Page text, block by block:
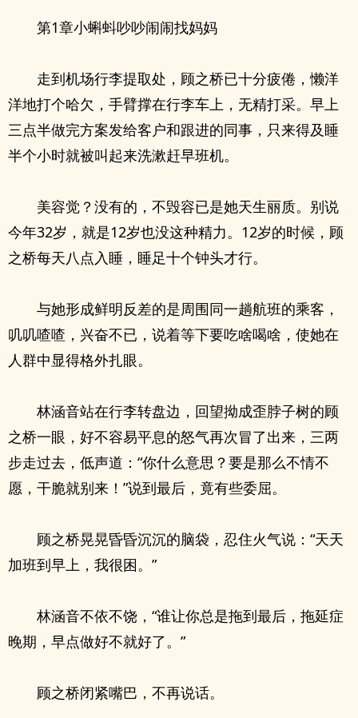
第1章小蝌蚪吵吵闹闹找妈妈
走到机场行李提取处，顾之桥已十分疲倦，懒洋
洋地打个哈欠，手臂撑在行李车上，无精打采。早上
三点半做完方案发给客户和跟进的同事，只来得及睡
半个小时就被叫起来洗漱赶早班机。
美容觉？没有的，不毁容已是她天生丽质。别说
今年32岁，就是12岁也没这种精力。12岁的时候，顾
之桥每天八点入睡，睡足十个钟头才行。
与她形成鲜明反差的是周围同一趟航班的乘客，
叽叽喳喳，兴奋不已，说着等下要吃啥喝啥，使她在
人群中显得格外扎眼。
林涵音站在行李转盘边，回望拗成歪脖子树的顾
之桥一眼，好不容易平息的怒气再次冒了出来，三两
步走过去，低声道：“你什么意思？要是那么不情不
愿，干脆就别来！”说到最后，竟有些委屈。
顾之桥晃晃昏昏沉沉的脑袋，忍住火气说：“天天
加班到早上，我很困。”
林涵音不依不饶，“谁让你总是拖到最后，拖延症
晚期，早点做好不就好了。”
顾之桥闭紧嘴巴，不再说话。